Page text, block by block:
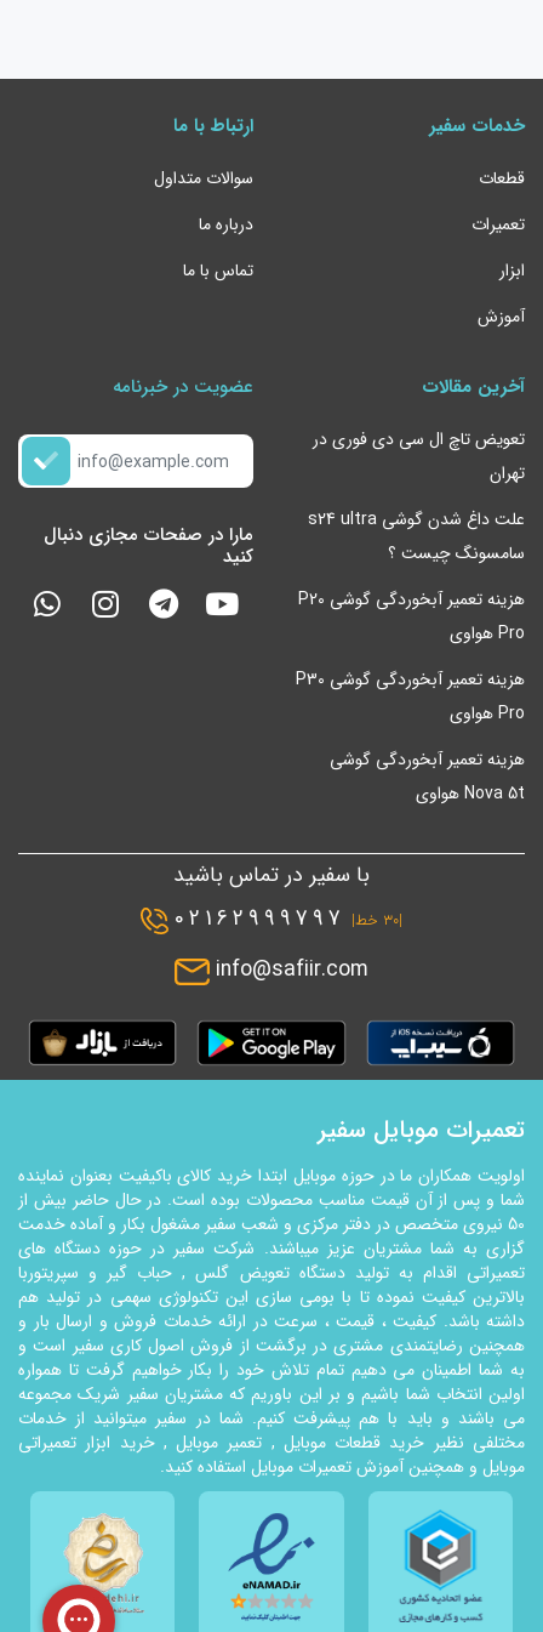
خدمات سفیر
قطعات
تعمیرات
ابزار
آموزش
ارتباط با ما
سوالات متداول
درباره ما
تماس با ما
آخرین مقالات
تعویض تاچ ال سی دی فوری در
تهران
علت داغ شدن گوشی s24 ultra
سامسونگ چیست ؟
هزینه تعمیر آبخوردگی گوشی P20
Pro هواوی
هزینه تعمیر آبخوردگی گوشی P30
Pro هواوی
هزینه تعمیر آبخوردگی گوشی
Nova 5t هواوی
عضویت در خبرنامه
مارا در صفحات مجازی دنبال
کنید
با سفیر در تماس باشید
|۳۰ خط|
02162999797
info@safiir.com
تعمیرات موبایل سفیر
اولویت همکاران ما در حوزه موبایل ابتدا خرید کالای باکیفیت بعنوان نماینده
شما و پس از آن قیمت مناسب محصولات بوده است. در حال حاضر بیش از
50 نیروی متخصص در دفتر مرکزی و شعب سفیر مشغول بکار و آماده خدمت
گزاری به شما مشتریان عزیز میباشند. شرکت سفیر در حوزه دستگاه های
تعمیراتی اقدام به تولید دستگاه تعویض گلس , حباب گیر و سپریتوربا
بالاترین کیفیت نموده تا با بومی سازی این تکنولوژي سهمی در تولید هم
داشته باشد. کیفیت ، قیمت ، سرعت در ارائه خدمات فروش و ارسال بار و
همچنین رضایتمندی مشتری در برگشت از فروش اصول کاری سفیر است و
به شما اطمینان می دهیم تمام تلاش خود را بکار خواهیم گرفت تا همواره
اولین انتخاب شما باشیم و بر این باوریم که مشتریان سفیر شریک مجموعه
می باشند و باید با هم پیشرفت کنیم. شما در سفیر میتوانید از خدمات
مختلفی نظیر خرید قطعات موبایل , تعمیر موبایل , خرید ابزار تعمیراتی
موبایل و همچنین آموزش تعمیرات موبایل استفاده کنید.